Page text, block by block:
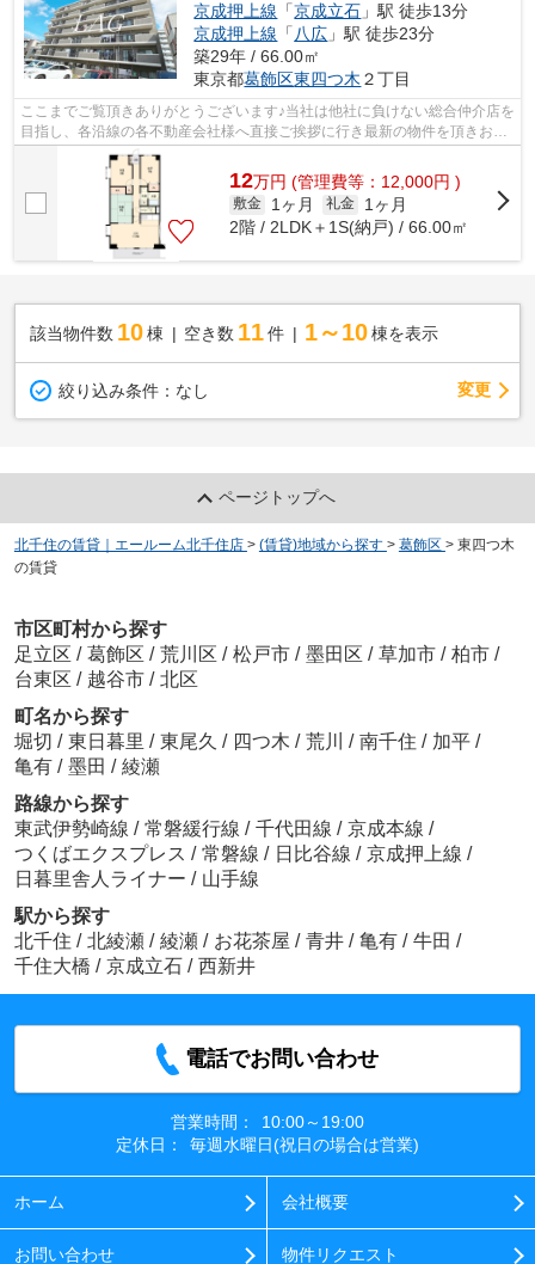
京成押上線 「京成立石 」駅 徒歩13分
京成押上線 「八広 」駅 徒歩23分
築29年 / 66.00㎡
東京都葛飾区東四つ木 ２丁目
ここまでご覧頂きありがとうございます♪当社は他社に負けない総合仲介店を
目指し、各沿線の各不動産会社様へ直接ご挨拶に行き最新の物件を頂きお客
様へ提供しております！最新の情報は...
12万円 (管理費等：12,000円 )
敷金 1ヶ月 礼金
1ヶ月
2階 / 2LDK＋1S(納戸) / 66.00㎡
該当物件数 10棟 空き数 11 件 1～10 棟を表示
絞り込み条件： なし 変更
ページトップへ
北千住の賃貸｜エールーム北千住店 > (賃貸)地域から探す > 葛飾区 > 東四つ木
の賃貸
市区町村から探す
足立区 / 葛飾区 / 荒川区 / 松戸市 / 墨田区 / 草加市 / 柏市 /
台東区 / 越谷市 / 北区
町名から探す
堀切 / 東日暮里 / 東尾久 / 四つ木 / 荒川 / 南千住 / 加平 /
亀有 / 墨田 / 綾瀬
路線から探す
東武伊勢崎線 / 常磐緩行線 / 千代田線 / 京成本線 /
つくばエクスプレス / 常磐線 / 日比谷線 / 京成押上線 /
日暮里舎人ライナー / 山手線
駅から探す
北千住 / 北綾瀬 / 綾瀬 / お花茶屋 / 青井 / 亀有 / 牛田 /
千住大橋 / 京成立石 / 西新井
電話でお問い合わせ
営業時間：
10:00～19:00
定休日：
毎週水曜日(祝日の場合は営業)
ホーム 会社概要
お問い合わせ 物件リクエスト